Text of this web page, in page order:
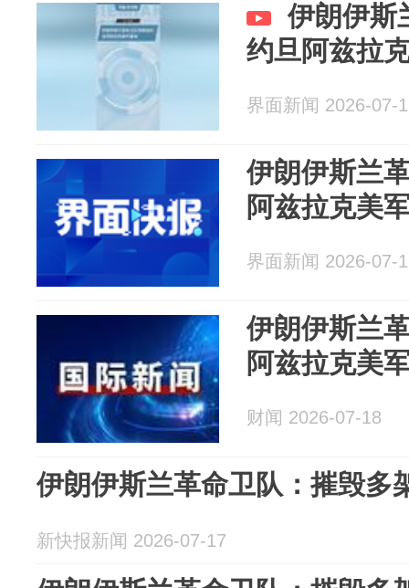
伊朗伊斯
约旦阿兹拉
界面新闻 2026-07-
伊朗伊斯兰
阿兹拉克美
界面新闻 2026-07-
伊朗伊斯兰
阿兹拉克美
财闻 2026-07-18
伊朗伊斯兰革命卫队：摧毁多
新快报新闻 2026-07-17